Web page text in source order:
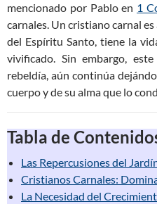
mencionado por Pablo en 1
carnales. Un cristiano carnal
del Espíritu Santo, tiene la
vivificado. Sin embargo,
rebeldía, aún continúa
cuerpo y de su alma que lo
Tabla de
Las Repercusiones del
Cristianos Carnales:
La Necesidad del